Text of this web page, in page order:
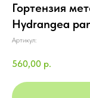
Гортензия
Hydrangea
Артикул:
560,00 р.